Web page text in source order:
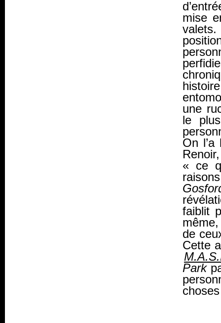
mise
valets.
une
le
On
« ce
raisons
faiblit
de
Cette
Park